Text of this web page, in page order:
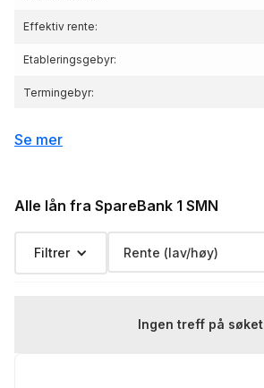
Effektiv rente:
Etableringsgebyr:
Termingebyr:
Se mer
Alle lån fra SpareBank 1 SMN
Filtrer
Ingen treff på søket